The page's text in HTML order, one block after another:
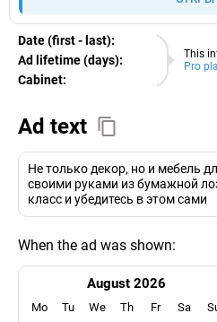
This
Pro
Date (first - last):
07.08.2026
Ad lifetime (days):
Cabinet:
EURO
Ad text
Не только декор, но и мебель
своими руками из бумажной
класс и убедитесь в этом сами
When the ad was shown:
August 2026
Mo Tu We Th Fr Sa